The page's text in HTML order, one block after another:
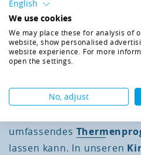
jeden das Richtige!
Schulen und Gruppen
Kindertherme in Bad
willkommen. Mehr zu
umfassendes
lassen kann. In unseren
English
We use cookies
We may place these for analysis of
website, show personalised
website experience. For more
open the settings.
No, adjust